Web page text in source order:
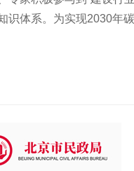
体系。为实现2030年